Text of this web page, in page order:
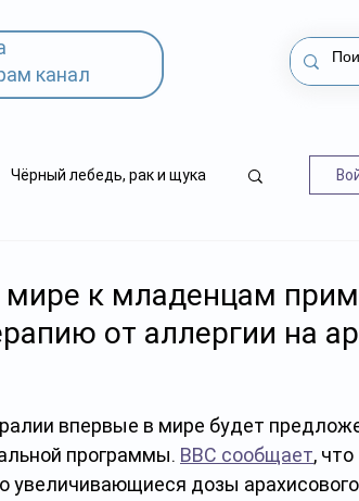
канал
Чёрный лебедь, рак и щука
к младенцам
от аллергии на
впервые в мире будет
программы. BBC сообщает, что
увеличивающиеся дозы